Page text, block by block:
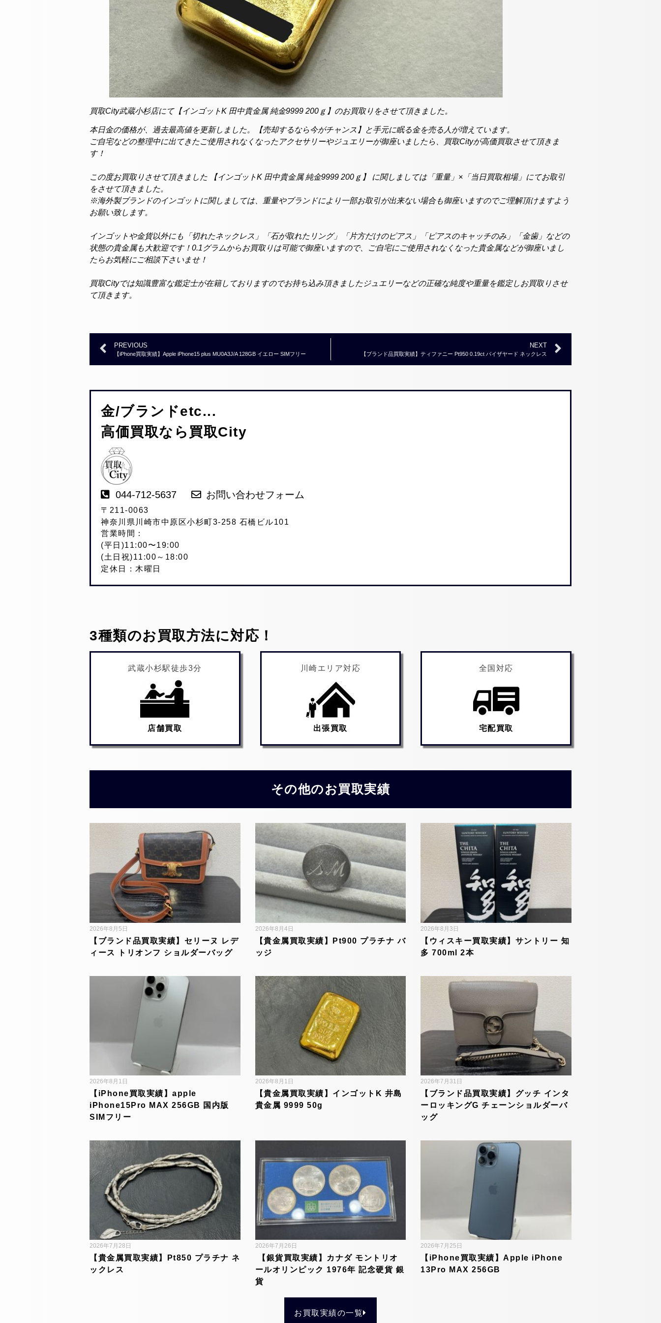
買取City武蔵小杉店にて【インゴットK 田中貴金属 純金9999 200ｇ】のお買取りをさせて頂きました。
本日金の価格が、過去最高値を更新しました。【売却するなら今がチャンス】と手元に眠る金を売る人が増えています。
ご自宅などの整理中に出てきたご使用されなくなったアクセサリーやジュエリーが御座いましたら、買取Cityが高価買取させて頂きま
す！
この度お買取りさせて頂きました 【インゴットK 田中貴金属 純金9999 200ｇ】 に関しましては「重量」×「当日買取相場」にてお取引
をさせて頂きました。
※海外製ブランドのインゴットに関しましては、重量やブランドにより一部お取引が出来ない場合も御座いますのでご理解頂けますよう
お願い致します。
インゴットや金貨以外にも「切れたネックレス」「石が取れたリング」「片方だけのピアス」「ピアスのキャッチのみ」「金歯」などの
状態の貴金属も大歓迎です！0.1グラムからお買取りは可能で御座いますので、ご自宅にご使用されなくなった貴金属などが御座いまし
たらお気軽にご相談下さいませ！
買取Cityでは知識豊富な鑑定士が在籍しておりますのでお持ち込み頂きましたジュエリーなどの正確な純度や重量を鑑定しお買取りさせ
て頂きます。
PREVIOUS
【iPhone買取実績】Apple iPhone15 plus MU0A3J/A 128GB イエロー SIMフリー
NEXT
【ブランド品買取実績】ティファニー Pt950 0.19ct バイザヤード ネックレス
金/ブランドetc...
高価買取なら買取City
044-712-5637 お問い合わせフォーム
〒211-0063
神奈川県川崎市中原区小杉町3-258 石橋ビル101
営業時間：
(平日)11:00〜19:00
(土日祝)11:00～18:00
定休日：木曜日
3種類のお買取方法に対応！
武蔵小杉駅徒歩3分
店舗買取
川崎エリア対応
出張買取
全国対応
宅配買取
その他のお買取実績
【ブランド品買取実績】セリーヌ レデ
ィース トリオンフ ショルダーバッグ
2026年8月5日
【貴金属買取実績】Pt900 プラチナ バ
ッジ
2026年8月4日
【ウィスキー買取実績】サントリー 知
多 700ml 2本
2026年8月3日
【iPhone買取実績】apple
iPhone15Pro MAX 256GB 国内版
SIMフリー
2026年8月1日
【貴金属買取実績】インゴットK 井島
貴金属 9999 50g
2026年8月1日
【ブランド品買取実績】グッチ インタ
ーロッキングG チェーンショルダーバ
ッグ
2026年7月31日
【貴金属買取実績】Pt850 プラチナ ネ
ックレス
2026年7月28日
【銀貨買取実績】カナダ モントリオ
ールオリンピック 1976年 記念硬貨 銀
貨
2026年7月26日
【iPhone買取実績】Apple iPhone
13Pro MAX 256GB
2026年7月25日
お買取実績の一覧